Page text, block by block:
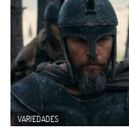
VARIEDADES